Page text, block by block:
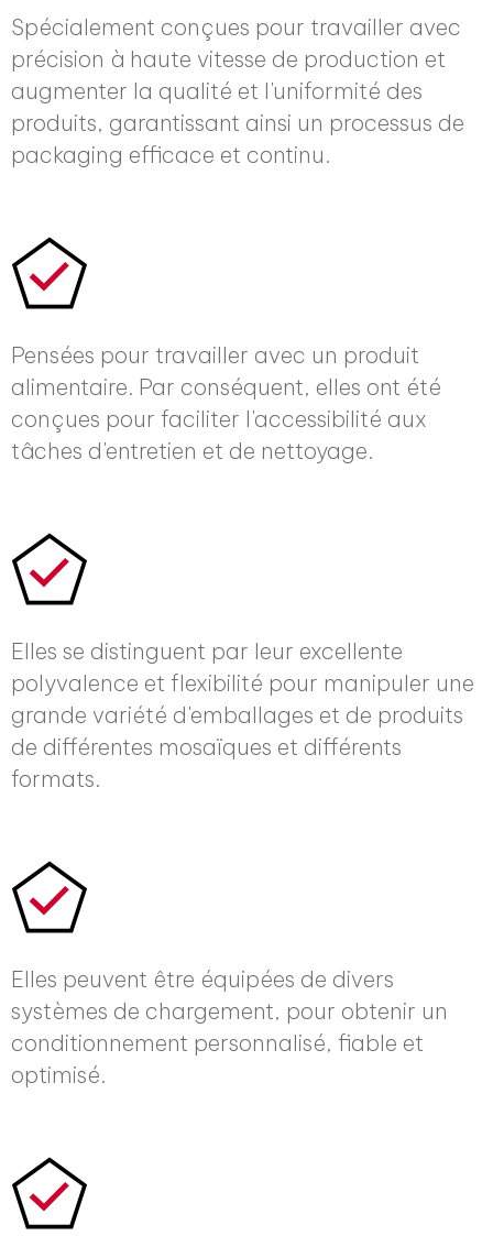
Spécialement conçues pour travailler avec
précision à haute vitesse de production et
augmenter la qualité et l'uniformité des
produits, garantissant ainsi un processus de
packaging efficace et continu.
Pensées pour travailler avec un produit
alimentaire. Par conséquent, elles ont été
conçues pour faciliter l'accessibilité aux
tâches d'entretien et de nettoyage.
Elles se distinguent par leur excellente
polyvalence et flexibilité pour manipuler une
grande variété d'emballages et de produits
de différentes mosaïques et différents
formats.
Elles peuvent être équipées de divers
systèmes de chargement, pour obtenir un
conditionnement personnalisé, fiable et
optimisé.